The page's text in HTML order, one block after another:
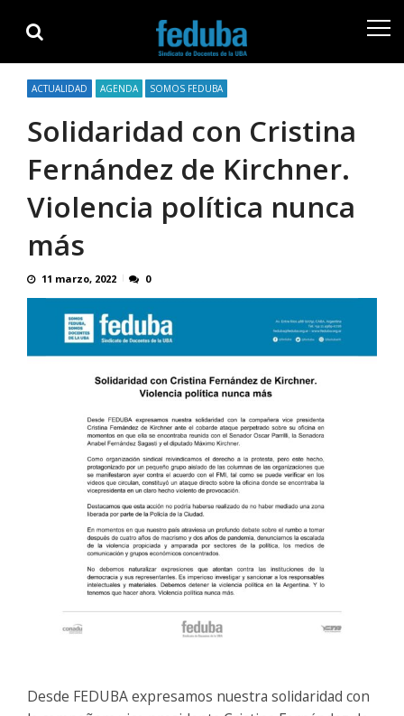
navigation
content
ACTUALIDAD AGENDA SOMOS FEDUBA
Solidaridad con Cristina
Fernández de Kirchner.
Violencia política nunca
más
11 marzo, 2022 0
Desde FEDUBA expresamos nuestra solidaridad con